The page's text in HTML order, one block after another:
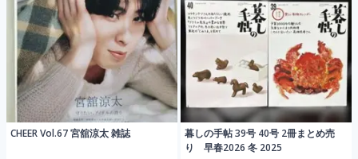
CHEER Vol.67 宮舘涼太 雑誌
暮しの手帖 39号 40号 2冊まとめ売
り 早春2026 冬 2025